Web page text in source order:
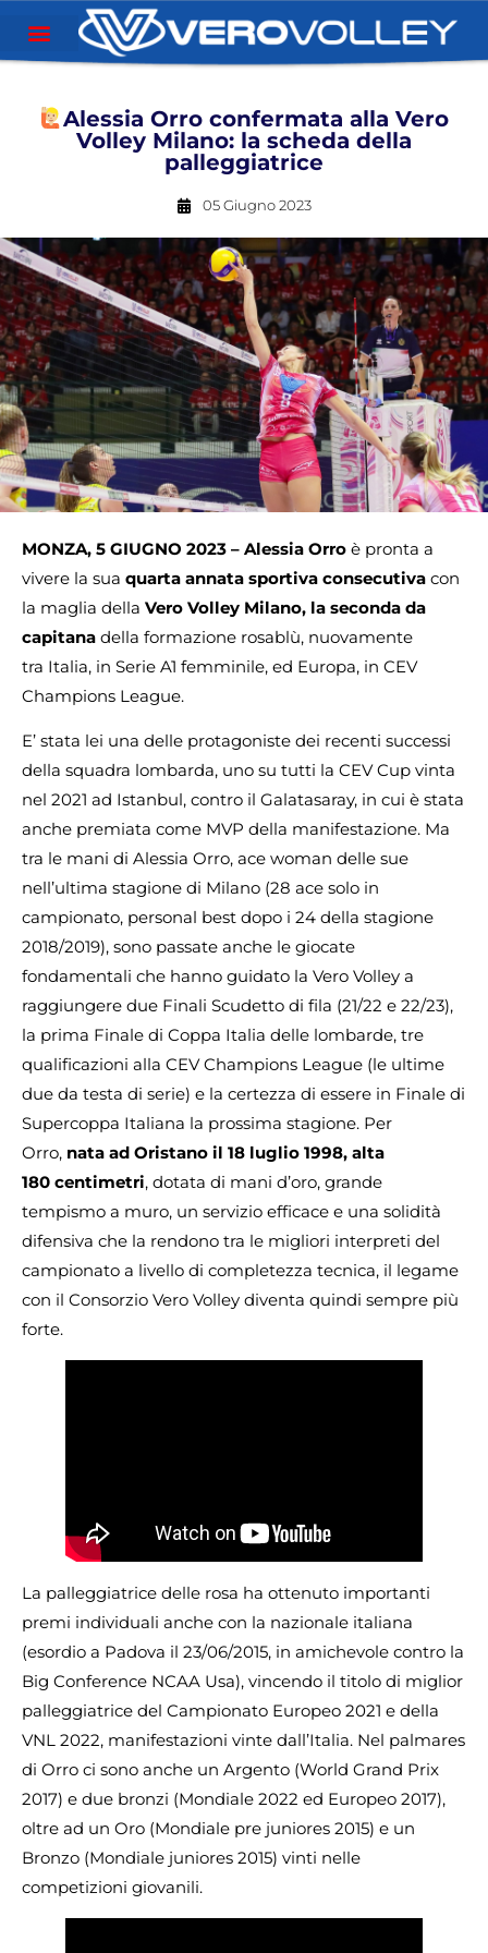
Alessia Orro confermata alla Vero
Volley Milano: la scheda della
palleggiatrice
05 Giugno 2023
MONZA, 5 GIUGNO 2023 – Alessia Orro è pronta a
vivere la sua quarta annata sportiva consecutiva con
la maglia della Vero Volley Milano, la seconda da
capitana della formazione rosablù, nuovamente
tra Italia, in Serie A1 femminile, ed Europa, in CEV
Champions League.
E’ stata lei una delle protagoniste dei recenti successi
della squadra lombarda, uno su tutti la CEV Cup vinta
nel 2021 ad Istanbul, contro il Galatasaray, in cui è stata
anche premiata come MVP della manifestazione. Ma
tra le mani di Alessia Orro, ace woman delle sue
nell’ultima stagione di Milano (28 ace solo in
campionato, personal best dopo i 24 della stagione
2018/2019), sono passate anche le giocate
fondamentali che hanno guidato la Vero Volley a
raggiungere due Finali Scudetto di fila (21/22 e 22/23),
la prima Finale di Coppa Italia delle lombarde, tre
qualificazioni alla CEV Champions League (le ultime
due da testa di serie) e la certezza di essere in Finale di
Supercoppa Italiana la prossima stagione. Per
Orro, nata ad Oristano il 18 luglio 1998, alta
180 centimetri, dotata di mani d’oro, grande
tempismo a muro, un servizio efficace e una solidità
difensiva che la rendono tra le migliori interpreti del
campionato a livello di completezza tecnica, il legame
con il Consorzio Vero Volley diventa quindi sempre più
forte.
La palleggiatrice delle rosa ha ottenuto importanti
premi individuali anche con la nazionale italiana
(esordio a Padova il 23/06/2015, in amichevole contro la
Big Conference NCAA Usa), vincendo il titolo di miglior
palleggiatrice del Campionato Europeo 2021 e della
VNL 2022, manifestazioni vinte dall’Italia. Nel palmares
di Orro ci sono anche un Argento (World Grand Prix
2017) e due bronzi (Mondiale 2022 ed Europeo 2017),
oltre ad un Oro (Mondiale pre juniores 2015) e un
Bronzo (Mondiale juniores 2015) vinti nelle
competizioni giovanili.